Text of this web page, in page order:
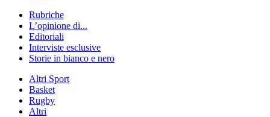
Rubriche
L’opinione di...
Editoriali
Interviste esclusive
Storie in bianco e nero
Altri Sport
Basket
Rugby
Altri